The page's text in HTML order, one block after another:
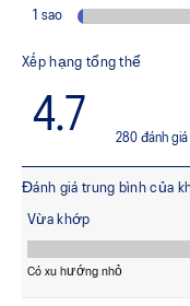
Lớp lót cao cấp
và khô thoáng hơn.
Tăng khả năng hiển
đêm và sáng sớm.
Đế ngoài HYBRID
Kết hợp cao su
mang lại độ bám vượt
độ bền cao.
Ít nhất 75% vật liệu